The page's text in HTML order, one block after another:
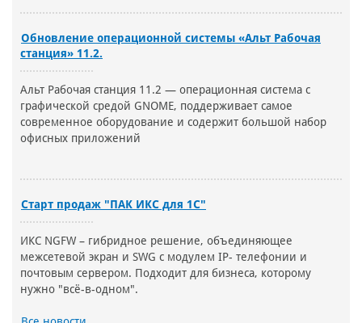
Обновление операционной системы «Альт Рабочая
станция» 11.2.
Альт Рабочая станция 11.2 — операционная система с
графической средой GNOME, поддерживает самое
современное оборудование и содержит большой набор
офисных приложений
Старт продаж "ПАК ИКС для 1С"
ИКС NGFW – гибридное решение, объединяющее
межсетевой экран и SWG с модулем IP- телефонии и
почтовым сервером. Подходит для бизнеса, которому
нужно "всё-в-одном".